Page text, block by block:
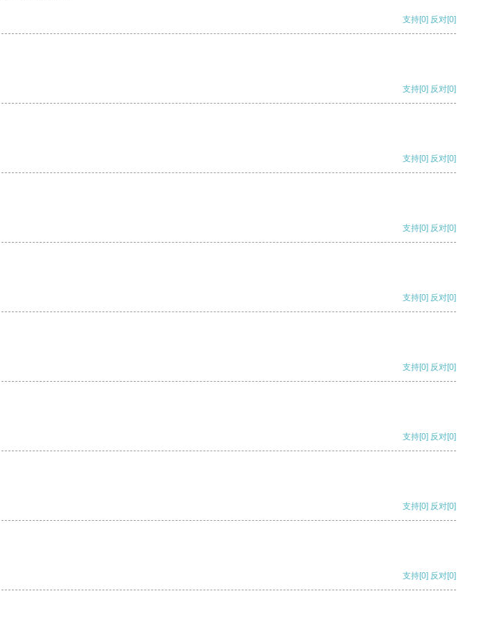
支持[0] 反对[0]
支持[0] 反对[0]
支持[0] 反对[0]
支持[0] 反对[0]
支持[0] 反对[0]
支持[0] 反对[0]
支持[0] 反对[0]
支持[0] 反对[0]
支持[0] 反对[0]